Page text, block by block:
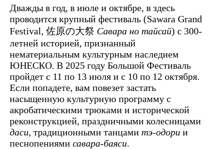
Дважды в год, в июле и октябре, в здесь
проводится крупный фестиваль (Sawara Grand
Festival, 佐原の大祭 Савара но тайсай) c 300-
летней историей, признанный
нематериальным культурным наследием
ЮНЕСКО. В 2025 году Большой Фестиваль
пройдет с 11 по 13 июля и с 10 по 12 октября.
Если попадете, вам повезет застать
насыщенную культурную программу с
акробатическими трюками и исторической
реконструкцией, праздничными колесницами
даси, традиционными танцами тэ-одори и
песнопениями савара-баяси.